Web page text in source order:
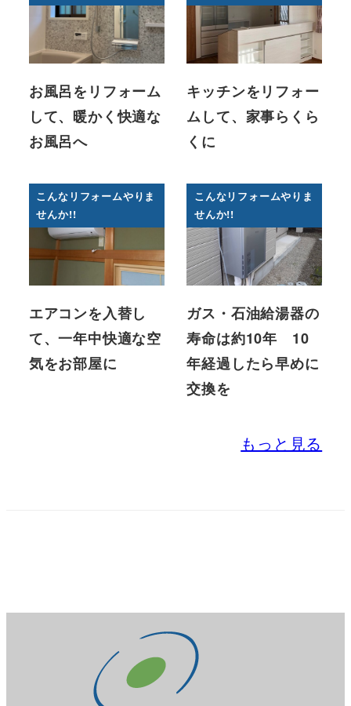
お風呂をリフォーム
して、暖かく快適な
お風呂へ
キッチンをリフォー
ムして、家事らくら
くに
こんなリフォームやりま
せんか!!
エアコンを入替し
て、一年中快適な空
気をお部屋に
こんなリフォームやりま
せんか!!
ガス・石油給湯器の
寿命は約10年 10
年経過したら早めに
交換を
もっと見る